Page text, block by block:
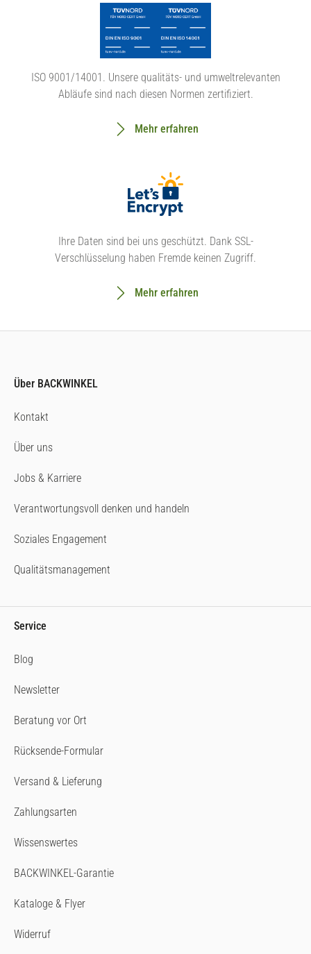
ISO 9001/14001. Unsere qualitäts- und umweltrelevanten
Abläufe sind nach diesen Normen zertifiziert.
Mehr erfahren
Ihre Daten sind bei uns geschützt. Dank SSL-
Verschlüsselung haben Fremde keinen Zugriff.
Mehr erfahren
Über BACKWINKEL
Kontakt
Über uns
Jobs & Karriere
Verantwortungsvoll denken und handeln
Soziales Engagement
Qualitätsmanagement
Service
Blog
Newsletter
Beratung vor Ort
Rücksende-Formular
Versand & Lieferung
Zahlungsarten
Wissenswertes
BACKWINKEL-Garantie
Kataloge & Flyer
Widerruf